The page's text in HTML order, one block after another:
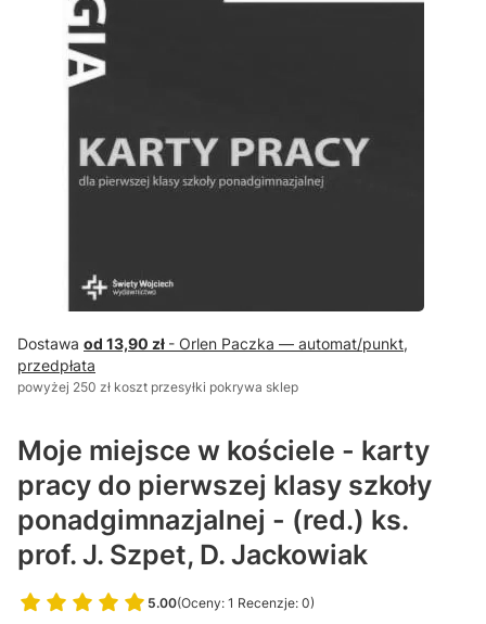
Dostawa od 13,90 zł - Orlen Paczka — automat/punkt,
przedpłata
powyżej 250 zł koszt przesyłki pokrywa sklep
Moje miejsce w kościele - karty
pracy do pierwszej klasy szkoły
ponadgimnazjalnej - (red.) ks.
prof. J. Szpet, D. Jackowiak
5.00(Oceny: 1 Recenzje: 0)
Przejdź do sekcji Opinie